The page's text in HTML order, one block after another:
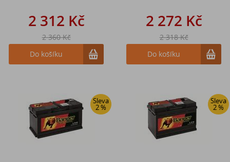
2 312 Kč
2 360 Kč
Do košíku
2 272 Kč
2 318 Kč
Do košíku
Sleva
2 %
Sleva
2 %